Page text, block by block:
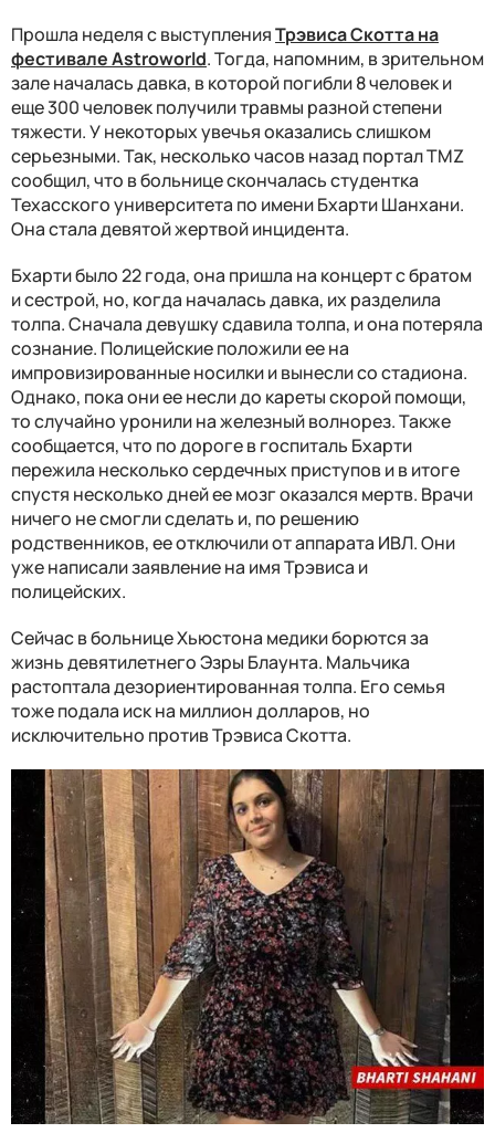
Прошла неделя с выступленияТрэвиса Скотта на
фестивале Astroworld. Тогда, напомним, в зрительном
зале началась давка, в которой погибли 8 человек и
еще 300 человек получили травмы разной степени
тяжести. У некоторых увечья оказались слишком
серьезными. Так, несколько часов назад портал TMZ
сообщил, что в больнице скончалась студентка
Техасского университета по имени Бхарти Шанхани.
Она стала девятой жертвой инцидента.
Бхарти было 22 года, она пришла на концерт с братом
и сестрой, но, когда началась давка, их разделила
толпа. Сначала девушку сдавила толпа, и она потеряла
сознание. Полицейские положили ее на
импровизированные носилки и вынесли со стадиона.
Однако, пока они ее несли до кареты скорой помощи,
то случайно уронили на железный волнорез. Также
сообщается, что по дороге в госпиталь Бхарти
пережила несколько сердечных приступов и в итоге
спустя несколько дней ее мозг оказался мертв. Врачи
ничего не смогли сделать и, по решению
родственников, ее отключили от аппарата ИВЛ. Они
уже написали заявление на имя Трэвиса и
полицейских.
Сейчас в больнице Хьюстона медики борются за
жизнь девятилетнего Эзры Блаунта. Мальчика
растоптала дезориентированная толпа. Его семья
тоже подала иск на миллион долларов, но
исключительно против Трэвиса Скотта.